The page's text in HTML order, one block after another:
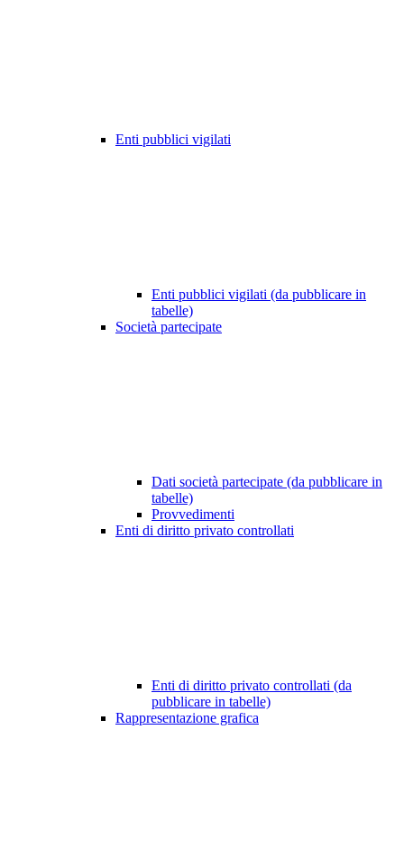
Enti pubblici vigilati
Enti pubblici vigilati (da pubblicare in
tabelle)
Società partecipate
Dati società partecipate (da pubblicare in
tabelle)
Provvedimenti
Enti di diritto privato controllati
Enti di diritto privato controllati (da
pubblicare in tabelle)
Rappresentazione grafica